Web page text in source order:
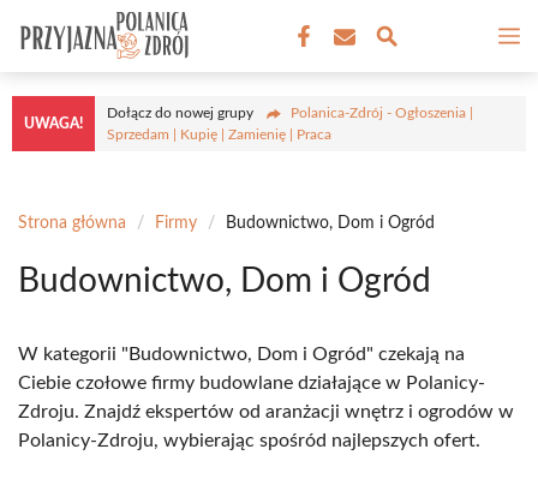
treści
UWAGA!
Dołącz do nowej grupy
Polanica-Zdrój - Ogłoszenia |
Sprzedam | Kupię | Zamienię | Praca
Strona główna / Firmy / Budownictwo, Dom i Ogród
Budownictwo, Dom i Ogród
W kategorii "Budownictwo, Dom i Ogród" czekają na
Ciebie czołowe firmy budowlane działające w Polanicy-
Zdroju. Znajdź ekspertów od aranżacji wnętrz i ogrodów w
Polanicy-Zdroju, wybierając spośród najlepszych ofert.